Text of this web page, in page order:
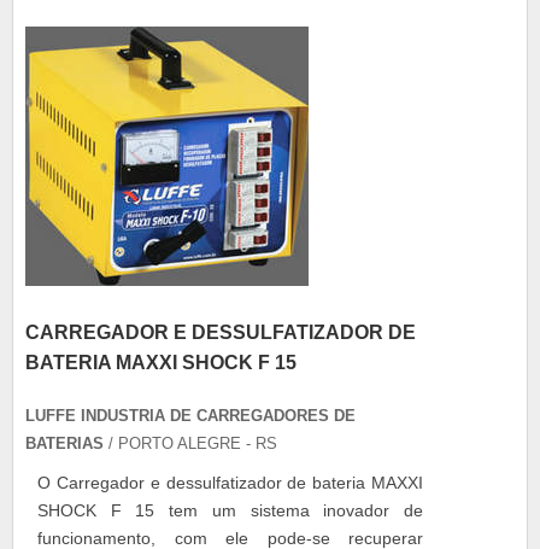
CARREGADOR E DESSULFATIZADOR DE
BATERIA MAXXI SHOCK F 15
LUFFE INDUSTRIA DE CARREGADORES DE
BATERIAS / PORTO ALEGRE - RS
O Carregador e dessulfatizador de bateria MAXXI
SHOCK F 15 tem um sistema inovador de
funcionamento, com ele pode-se recuperar